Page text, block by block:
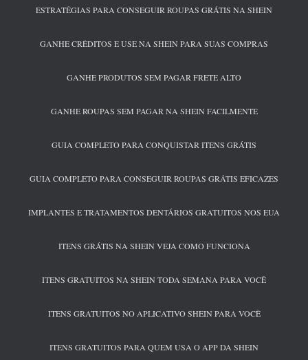
ESTRATÉGIAS PARA CONSEGUIR ROUPAS GRÁTIS NA SHEIN
GANHE CRÉDITOS E USE NA SHEIN PARA SUAS COMPRAS
GANHE PRODUTOS SEM PAGAR FRETE ALTO
GANHE ROUPAS SEM PAGAR NA SHEIN FACILMENTE
GUIA COMPLETO PARA CONQUISTAR ITENS GRÁTIS
GUIA COMPLETO PARA CONSEGUIR ROUPAS GRÁTIS EFICAZES
IMPLANTES E TRATAMENTOS DENTÁRIOS GRATUITOS NOS EUA
ITENS GRÁTIS NA SHEIN VEJA COMO FUNCIONA
ITENS GRATUITOS NA SHEIN TODA SEMANA PARA VOCÊ
ITENS GRATUITOS NO APLICATIVO SHEIN PARA VOCÊ
ITENS GRATUITOS PARA QUEM USA O APP DA SHEIN